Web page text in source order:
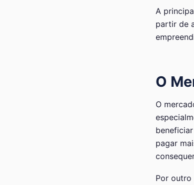
A
partir de
O
O
pagar
Por outro